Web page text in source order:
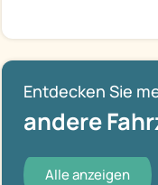
Entdecken Sie
andere
Alle anzeigen